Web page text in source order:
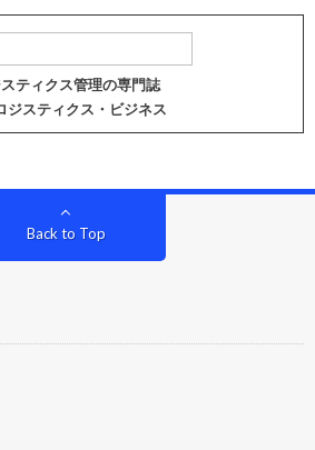
ティクス管理の専門誌
ジスティクス・ビジネス
Back to Top